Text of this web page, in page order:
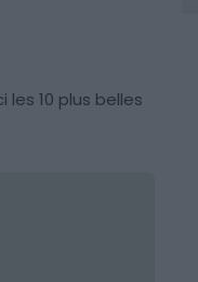
10 plus belles